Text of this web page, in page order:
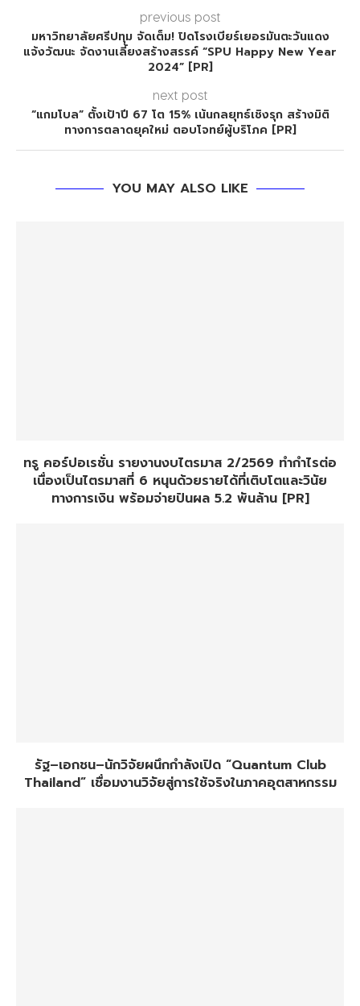
previous post
มหาวิทยาลัยศรีปทุม จัดเต็ม! ปิดโรงเบียร์เยอรมันตะวันแดง
แจ้งวัฒนะ จัดงานเลี้ยงสร้างสรรค์ “SPU Happy New Year
2024” [PR]
next post
“แกมโบล” ตั้งเป้าปี 67 โต 15% เน้นกลยุทธ์เชิงรุก สร้างมิติ
ทางการตลาดยุคใหม่ ตอบโจทย์ผู้บริโภค [PR]
YOU MAY ALSO LIKE
ทรู คอร์ปอเรชั่น รายงานงบไตรมาส 2/2569 ทำกำไรต่อ
เนื่องเป็นไตรมาสที่ 6 หนุนด้วยรายได้ที่เติบโตและวินัย
ทางการเงิน พร้อมจ่ายปันผล 5.2 พันล้าน [PR]
รัฐ–เอกชน–นักวิจัยผนึกกำลังเปิด “Quantum Club
Thailand” เชื่อมงานวิจัยสู่การใช้จริงในภาคอุตสาหกรรม